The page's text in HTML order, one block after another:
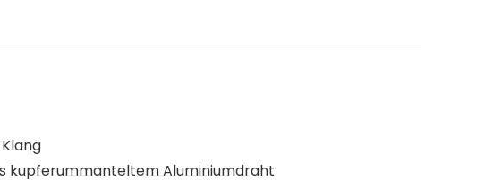
kupferummanteltem Aluminiumdraht